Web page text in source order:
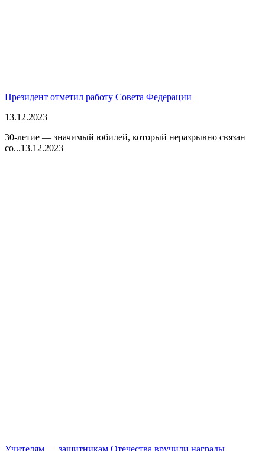
Президент отметил работу Совета Федерации
13.12.2023
30-летие — значимый юбилей, который неразрывно связан
со...13.12.2023
Учителям — защитникам Отечества вручили награды